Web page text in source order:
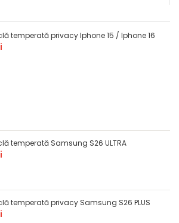
Comandă
temperată privacy Iphone 15 / Iphone 16
temperată Samsung S26 ULTRA
temperată privacy Samsung S26 PLUS